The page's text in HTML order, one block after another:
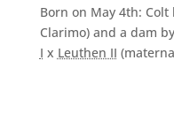
Born on May 4th: Colt
Clarimo) and a dam by
I x Leuthen II